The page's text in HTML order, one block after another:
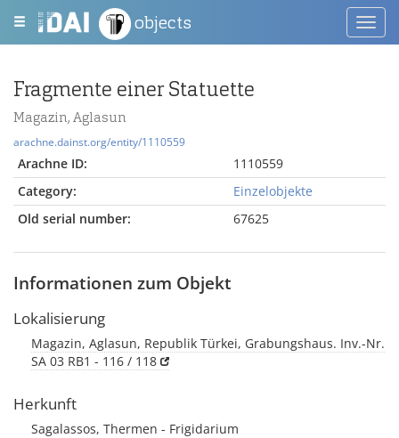
objects
Fragmente einer Statuette
Magazin, Aglasun
arachne.dainst.org/entity/1110559
Arachne ID:
1110559
Category:
Einzelobjekte
Old serial number:
67625
Informationen zum Objekt
Lokalisierung
Magazin, Aglasun, Republik Türkei, Grabungshaus. Inv.-Nr.
SA 03 RB1 - 116 / 118
Herkunft
Sagalassos, Thermen - Frigidarium